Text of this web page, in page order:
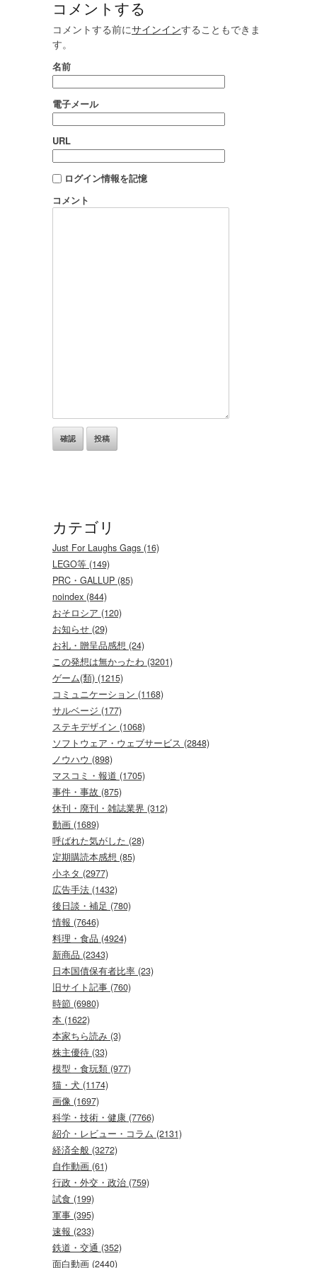
コメントする
コメントする前にサインインすることもできま
す。
名前
電子メール
URL
ログイン情報を記憶
コメント
カテゴリ
Just For Laughs Gags (16)
LEGO等 (149)
PRC・GALLUP (85)
noindex (844)
おそロシア (120)
お知らせ (29)
お礼・贈呈品感想 (24)
この発想は無かったわ (3201)
ゲーム(類) (1215)
コミュニケーション (1168)
サルベージ (177)
ステキデザイン (1068)
ソフトウェア・ウェブサービス (2848)
ノウハウ (898)
マスコミ・報道 (1705)
事件・事故 (875)
休刊・廃刊・雑誌業界 (312)
動画 (1689)
呼ばれた気がした (28)
定期購読本感想 (85)
小ネタ (2977)
広告手法 (1432)
後日談・補足 (780)
情報 (7646)
料理・食品 (4924)
新商品 (2343)
日本国債保有者比率 (23)
旧サイト記事 (760)
時節 (6980)
本 (1622)
本家ちら読み (3)
株主優待 (33)
模型・食玩類 (977)
猫・犬 (1174)
画像 (1697)
科学・技術・健康 (7766)
紹介・レビュー・コラム (2131)
経済全般 (3272)
自作動画 (61)
行政・外交・政治 (759)
試食 (199)
軍事 (395)
速報 (233)
鉄道・交通 (352)
面白動画 (2440)